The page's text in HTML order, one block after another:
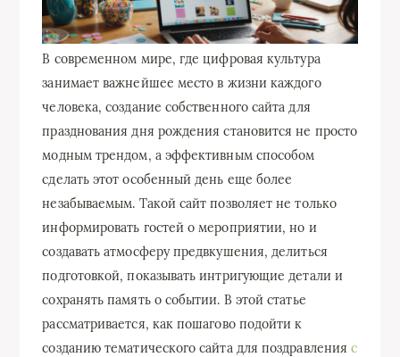
В современном мире, где цифровая культура
занимает важнейшее место в жизни каждого
человека, создание собственного сайта для
празднования дня рождения становится не просто
модным трендом, а эффективным способом
сделать этот особенный день еще более
незабываемым. Такой сайт позволяет не только
информировать гостей о мероприятии, но и
создавать атмосферу предвкушения, делиться
подготовкой, показывать интригующие детали и
сохранять память о событии. В этой статье
рассматривается, как пошагово подойти к
созданию тематического сайта для поздравленияс